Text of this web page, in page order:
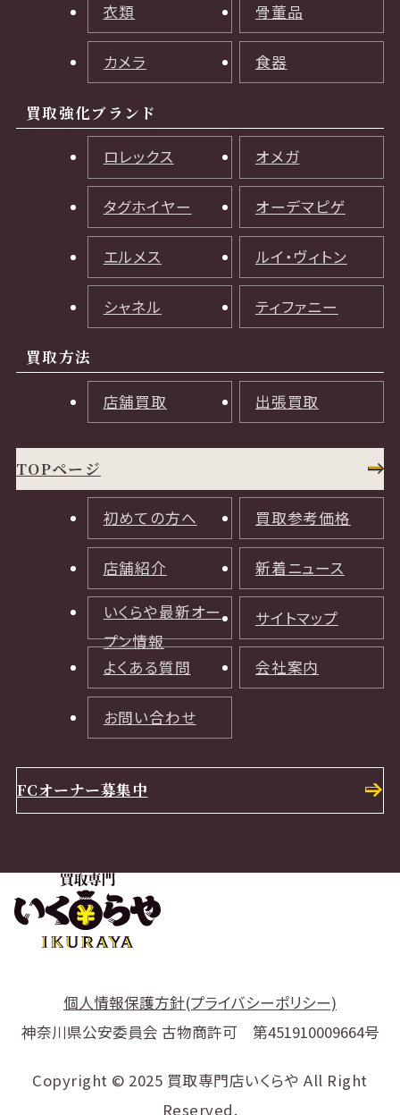
衣類 骨董品
カメラ 食器
買取強化ブランド
ロレックス オメガ
タグホイヤー オーデマピゲ
エルメス ルイ・ヴィトン
シャネル ティファニー
買取方法
店舗買取 出張買取
TOPページ
初めての方へ 買取参考価格
店舗紹介 新着ニュース
いくらや最新オー
プン情報
サイトマップ
よくある質問 会社案内
お問い合わせ
FCオーナー募集中
個人情報保護方針(プライバシーポリシー)
神奈川県公安委員会 古物商許可 第451910009664号
Copyright © 2025 買取専門店いくらや All Right
Reserved.